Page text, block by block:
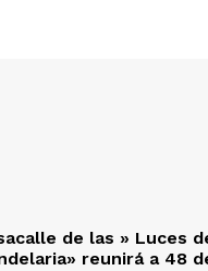
de las » Luces
reunirá a 48